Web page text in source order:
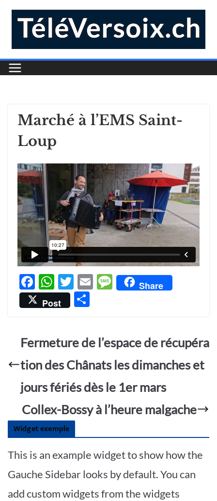
Marché à l’EMS Saint-
Loup
F
ac
e
o
o
k
W
h
at
A
p
p
T
w
itt
E
M
es
e
Share
Post
g
er
Fermeture de l’espace de récupéra
tion des Chânats les dimanches et
jours fériés dès le 1er mars
Collex-Bossy à l’heure malgache
Widget exemple
This is an example widget to show how the
Gauche Sidebar looks by default. You can
add custom widgets from the widgets